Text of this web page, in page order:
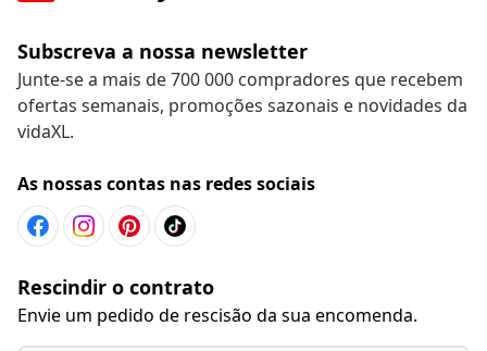
Subscreva a nossa newsletter
Junte-se a mais de 700 000 compradores que recebem
ofertas semanais, promoções sazonais e novidades da
vidaXL.
As nossas contas nas redes sociais
Rescindir o contrato
Envie um pedido de rescisão da sua encomenda.